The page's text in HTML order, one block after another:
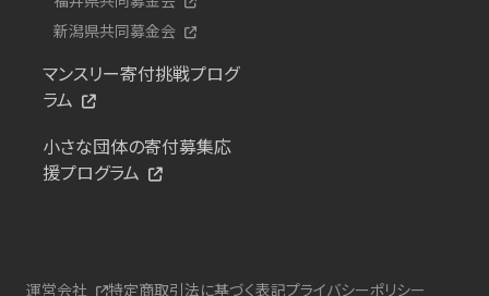
新潟県共同募金会
マンスリー寄付挑戦プログ
ラム
小さな団体の寄付募集応
援プログラム
運営会社 特定商取引法に基づく表記プライバシーポリシー